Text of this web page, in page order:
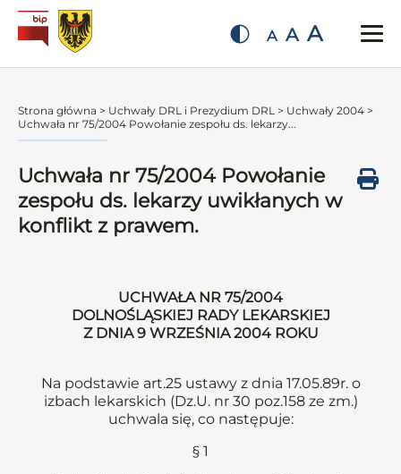
A A A
Strona główna > Uchwały DRL i Prezydium DRL > Uchwały 2004 >
Uchwała nr 75/2004 Powołanie zespołu ds. lekarzy...
Uchwała nr 75/2004 Powołanie
zespołu ds. lekarzy uwikłanych w
konflikt z prawem.
UCHWAŁA NR 75/2004
DOLNOŚLĄSKIEJ RADY LEKARSKIEJ
Z DNIA 9 WRZEŚNIA 2004 ROKU
Na podstawie art.25 ustawy z dnia 17.05.89r. o
izbach lekarskich (Dz.U. nr 30 poz.158 ze zm.)
uchwala się, co następuje:
§ 1